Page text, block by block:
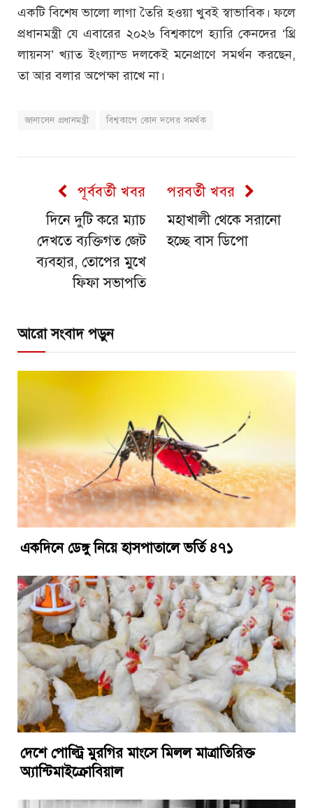
একটি বিশেষ ভালো লাগা তৈরি হওয়া খুবই স্বাভাবিক। ফলে
প্রধানমন্ত্রী যে এবারের ২০২৬ বিশ্বকাপে হ্যারি কেনদের ‘থ্রি
লায়নস’ খ্যাত ইংল্যান্ড দলকেই মনেপ্রাণে সমর্থন করছেন,
তা আর বলার অপেক্ষা রাখে না।
জানালেন প্রধানমন্ত্রী বিশ্বকাপে কোন দলের সমর্থক
পূর্ববর্তী খবর
দিনে দুটি করে ম্যাচ
দেখতে ব্যক্তিগত জেট
ব্যবহার, তোপের মুখে
ফিফা সভাপতি
পরবর্তী খবর
মহাখালী থেকে সরানো
হচ্ছে বাস ডিপো
আরো সংবাদ পড়ুন
একদিনে ডেঙ্গু নিয়ে হাসপাতালে ভর্তি ৪৭১
দেশে পোল্ট্রি মুরগির মাংসে মিলল মাত্রাতিরিক্ত
অ্যান্টিমাইক্রোবিয়াল